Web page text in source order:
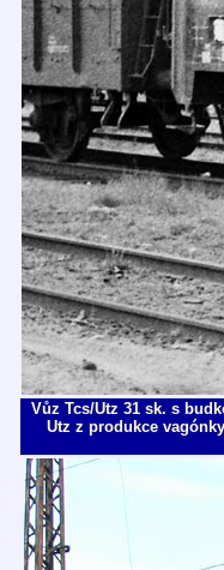
Vůz Tcs/Utz 31 sk. s
Utz z produkce